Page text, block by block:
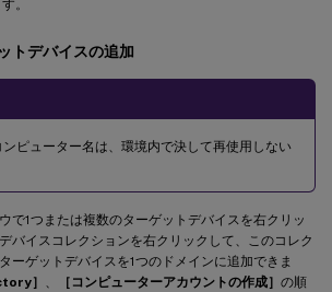
。
トデバイスの追加
ピューター名は、環境内で決して再使用しない
で1つまたは複数のターゲットデバイスを右クリッ
バイスコレクションを右クリックして、このコレク
ーゲットデバイスを1つのドメインに追加できま
］ ［コンピューターアカウントの作成］ の順